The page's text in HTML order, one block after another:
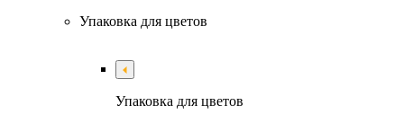
Упаковка для цветов
Упаковка для цветов